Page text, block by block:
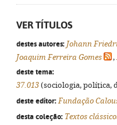
VER TÍTULOS
destes autores: Johann
Joaquim Ferreira Gomes
,
deste tema:
37.013 (sociologia, política,
deste editor: Fundação
desta coleção: Textos